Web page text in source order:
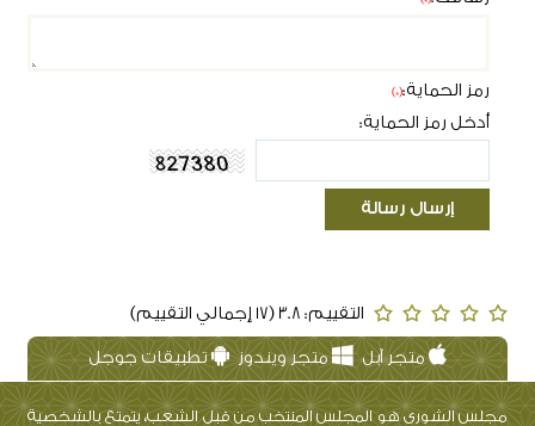
رمز الحماية:(*)
أدخل رمز الحماية:
التقييم: 3.8 (17 إجمالي التقييم)
متجر آبل متجر ويندوز تطبيقات جوجل
مجلس الشورى هو المجلس المنتخب من قبل الشعب، يتمتع بالشخصية